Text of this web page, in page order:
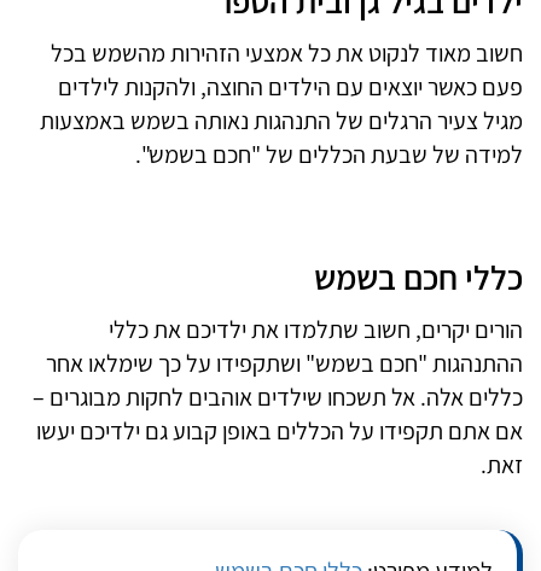
חשוב מאוד לנקוט את כל אמצעי הזהירות מהשמש בכל
פעם כאשר יוצאים עם הילדים החוצה, ולהקנות לילדים
מגיל צעיר הרגלים של התנהגות נאותה בשמש באמצעות
למידה של שבעת הכללים של "חכם בשמש".
כללי חכם בשמש
הורים יקרים, חשוב שתלמדו את ילדיכם את כללי
ההתנהגות "חכם בשמש" ושתקפידו על כך שימלאו אחר
כללים אלה. אל תשכחו שילדים אוהבים לחקות מבוגרים –
אם אתם תקפידו על הכללים באופן קבוע גם ילדיכם יעשו
זאת.